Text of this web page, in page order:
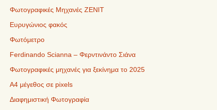
Φωτογραφικές Μηχανές ZENIT
Ευρυγώνιος φακός
Φωτόμετρο
Ferdinando Scianna – Φερντινάντο Σιάνα
Φωτογραφικές μηχανές για ξεκίνημα το 2025
Α4 μέγεθος σε pixels
Διαφημιστική Φωτογραφία